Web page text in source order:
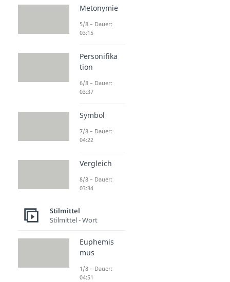
Metonymie
5/8 – Dauer:
03:15
Personifika
tion
6/8 – Dauer:
03:37
Symbol
7/8 – Dauer:
04:22
Vergleich
8/8 – Dauer:
03:34
Stilmittel
Stilmittel - Wort
Euphemis
mus
1/8 – Dauer:
04:51